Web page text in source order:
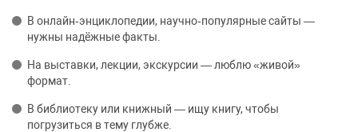
В онлайн‑энциклопедии, научно‑популярные сайты —
нужны надёжные факты.
На выставки, лекции, экскурсии — люблю «живой»
формат.
В библиотеку или книжный — ищу книгу, чтобы
погрузиться в тему глубже.